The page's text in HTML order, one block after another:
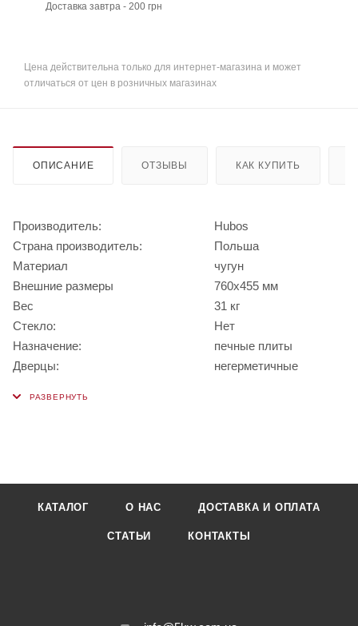
Доставка завтра - 200 грн
Цена действительна только для интернет-магазина и может
отличаться от цен в розничных магазинах
ОПИСАНИЕ ОТЗЫВЫ КАК КУПИТЬ
Производитель:
Hubos
Страна производитель:
Польша
Материал
чугун
Внешние размеры
760x455 мм
Вес
31 кг
Стекло:
Нет
Назначение:
печные плиты
Дверцы:
негерметичные
КАТАЛОГ О НАС ДОСТАВКА И ОПЛАТА
СТАТЬИ КОНТАКТЫ